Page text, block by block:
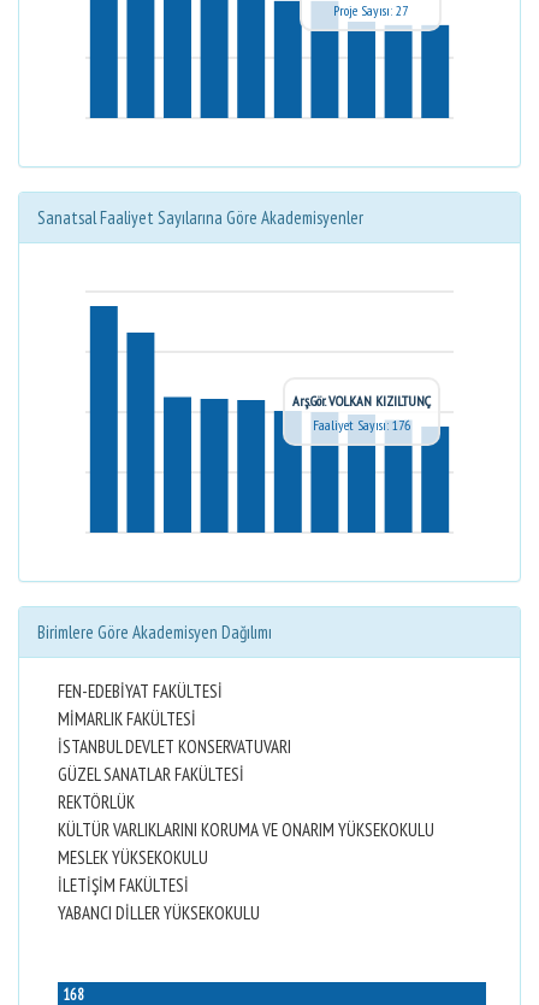
Proje Sayısı: 27
Sanatsal Faaliyet Sayılarına Göre Akademisyenler
Arş.Gör. VOLKAN KIZILTUNÇ
Faaliyet Sayısı: 176
Birimlere Göre Akademisyen Dağılımı
FEN-EDEBİYAT FAKÜLTESİ
MİMARLIK FAKÜLTESİ
İSTANBUL DEVLET KONSERVATUVARI
GÜZEL SANATLAR FAKÜLTESİ
REKTÖRLÜK
KÜLTÜR VARLIKLARINI KORUMA VE ONARIM YÜKSEKOKULU
MESLEK YÜKSEKOKULU
İLETİŞİM FAKÜLTESİ
YABANCI DİLLER YÜKSEKOKULU
168